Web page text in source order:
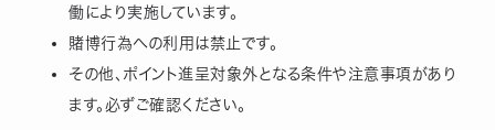
働により実施しています。
賭博行為への利用は禁止です。
その他、ポイント進呈対象外となる条件や注意事項があり
ます。必ずご確認ください。